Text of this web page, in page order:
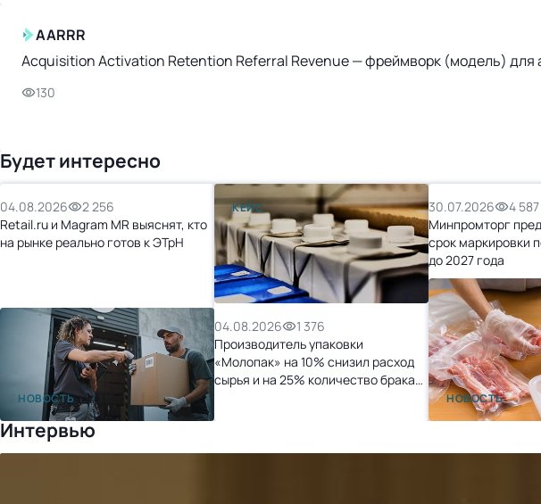
AARRR
Acquisition Activation Retention Referral Revenue — фреймворк (модель) для
130
Будет интересно
НОВОСТЬ
04.08.2026
2 256
Retail.ru и Magram MR выяснят, кто
на рынке реально готов к ЭТрН
КЕЙС
04.08.2026
1 376
Производитель упаковки
«Молопак» на 10% снизил расход
сырья и на 25% количество брака
НОВОСТЬ
30.07.2026
4 587
Минпромторг
срок маркировки
до 2027 года
Интервью